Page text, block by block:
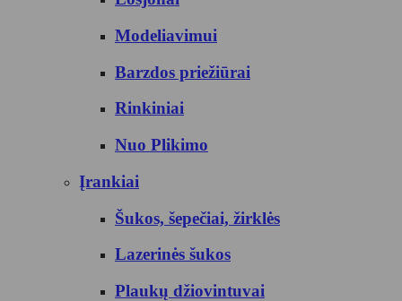
Modeliavimui
Barzdos priežiūrai
Rinkiniai
Nuo Plikimo
Įrankiai
Šukos, šepečiai, žirklės
Lazerinės šukos
Plaukų džiovintuvai